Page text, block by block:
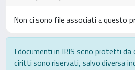
Non ci sono file associati a questo
I documenti in IRIS sono protetti
diritti sono riservati, salvo diversa